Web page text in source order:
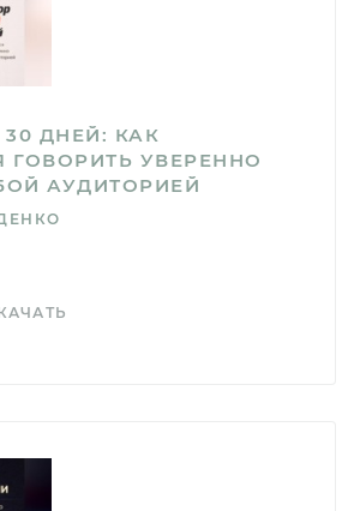
ДНЕЙ: КАК
ГОВОРИТЬ УВЕРЕННО
АУДИТОРИЕЙ